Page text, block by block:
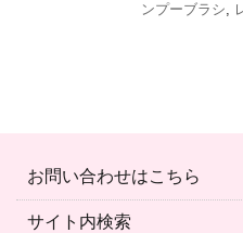
ンプーブラシ,
お問い合わせはこちら
サイト内検索